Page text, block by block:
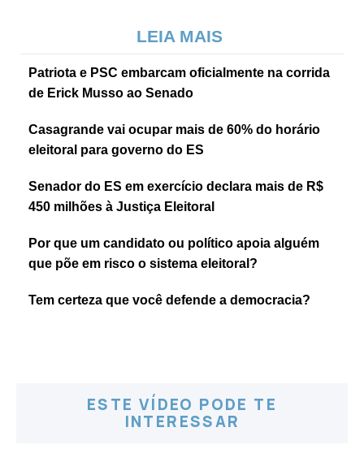
LEIA MAIS
Patriota e PSC embarcam oficialmente na corrida
de Erick Musso ao Senado
Casagrande vai ocupar mais de 60% do horário
eleitoral para governo do ES
Senador do ES em exercício declara mais de R$
450 milhões à Justiça Eleitoral
Por que um candidato ou político apoia alguém
que põe em risco o sistema eleitoral?
Tem certeza que você defende a democracia?
ESTE VÍDEO PODE TE
INTERESSAR